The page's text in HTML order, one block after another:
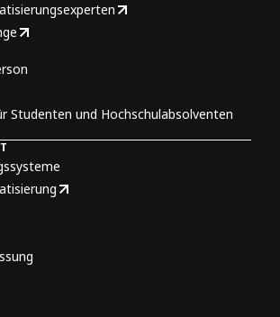
Studenten und Hochschulabsolventen